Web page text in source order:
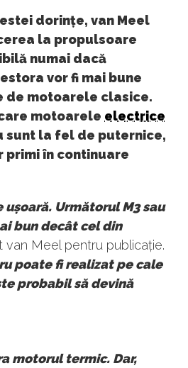
dorințe, van Meel
la propulsoare
numai dacă
vor fi mai bune
motoarele clasice.
motoarele electrice
sunt la fel de puternice,
primi în continuare
Următorul M3 sau
bun decât cel din
van Meel pentru publicație.
poate fi realizat pe cale
probabil să devină
motorul termic. Dar,